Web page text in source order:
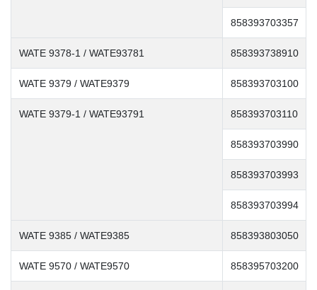
858393703357
WATE 9378-1 / WATE93781 858393738910
WATE 9379 / WATE9379 858393703100
WATE 9379-1 / WATE93791 858393703110
858393703990
858393703993
858393703994
WATE 9385 / WATE9385 858393803050
WATE 9570 / WATE9570 858395703200